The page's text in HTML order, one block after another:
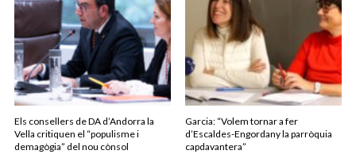
Els consellers de DA d’Andorra la
Vella critiquen el “populisme i
demagògia” del nou cònsol
Garcia: “Volem tornar a fer
d’Escaldes-Engordany la parròquia
capdavantera”